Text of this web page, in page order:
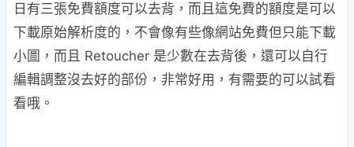
日有三張免費額度可以去背，而且這免費的額度是可以
下載原始解析度的，不會像有些像網站免費但只能下載
小圖，而且 Retoucher 是少數在去背後，還可以自行
編輯調整沒去好的部份，非常好用，有需要的可以試看
看哦。